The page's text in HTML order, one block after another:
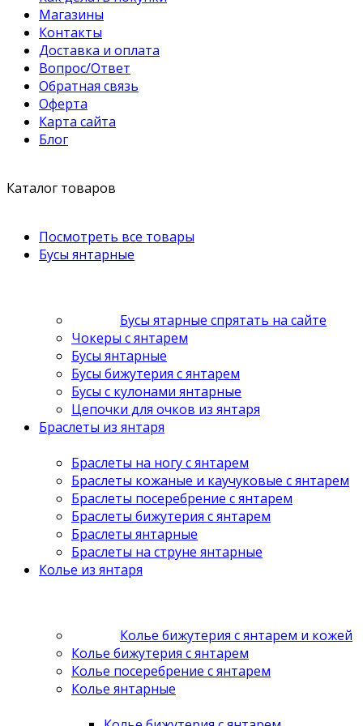
Магазины
Контакты
Доставка и оплата
Вопрос/Ответ
Обратная связь
Оферта
Карта сайта
Блог
Каталог товаров
Посмотреть все товары
Бусы янтарные
Бусы ятарные спрятать на сайте
Чокеры с янтарем
Бусы янтарные
Бусы бижутерия с янтарем
Бусы с кулонами янтарные
Цепочки для очков из янтаря
Браслеты из янтаря
Браслеты на ногу с янтарем
Браслеты кожаные и каучуковые с янтарем
Браслеты посеребрение с янтарем
Браслеты бижутерия с янтарем
Браслеты янтарные
Браслеты на струне янтарные
Колье из янтаря
Колье бижутерия с янтарем и кожей
Колье бижутерия с янтарем
Колье посеребрение с янтарем
Колье янтарные